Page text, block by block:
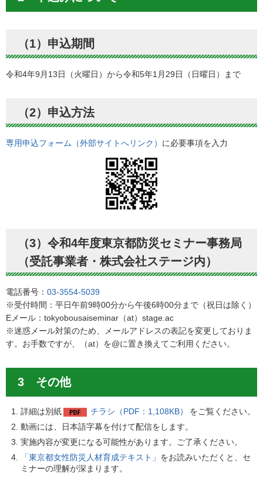
（1）申込期間
令和4年9月13日（火曜日）から令和5年1月29日（日曜日）まで
（2）申込方法
専用申込フォーム（外部サイトへリンク） に必要事項を入力
（3）令和4年度東京都防災セミナー事務局
（受託事業者・株式会社ステージ内）
電話番号： 03-3554-5039
※受付時間：平日午前9時00分から午後6時00分まで（祝日は除く）
Eメール：tokyobousaiseminar（at）stage.ac
※迷惑メール対策のため、メールアドレスの表記を変更しておりま
す。お手数ですが、（at）を@に置き換えてご利用ください。
3 その他
詳細は別紙 チラシ（PDF：1,108KB）
をご覧ください。
動画には、日本語字幕を付けて配信をします。
実施内容が変更になる可能性があります。ご了承ください。
「東京都女性防災人材育成テキスト」 をお読みいただくと、セ
ミナーの理解が深まります。